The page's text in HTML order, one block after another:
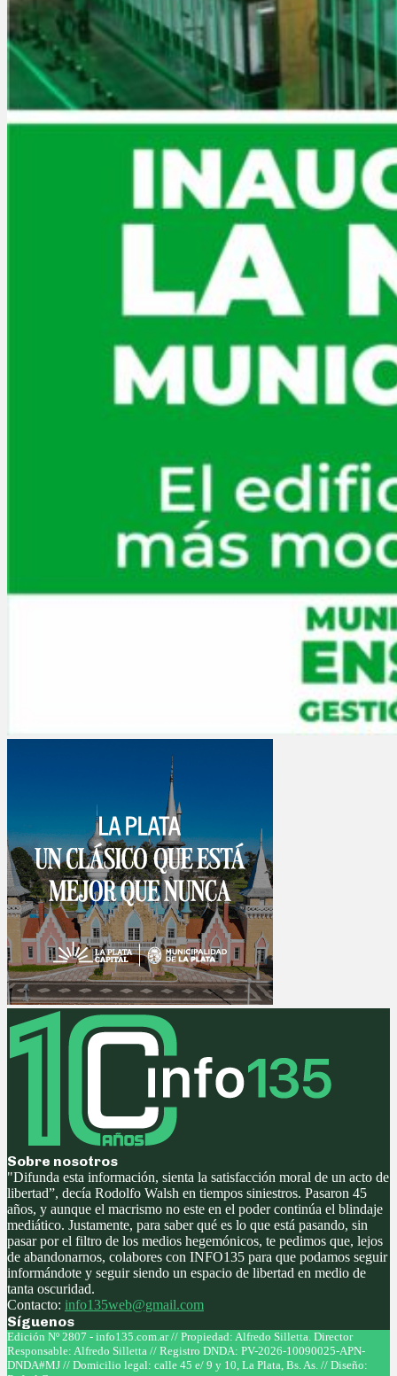
Sobre nosotros
"Difunda esta información, sienta la satisfacción moral de un acto de
libertad”, decía Rodolfo Walsh en tiempos siniestros. Pasaron 45
años, y aunque el macrismo no este en el poder continúa el blindaje
mediático. Justamente, para saber qué es lo que está pasando, sin
pasar por el filtro de los medios hegemónicos, te pedimos que, lejos
de abandonarnos, colabores con INFO135 para que podamos seguir
informándote y seguir siendo un espacio de libertad en medio de
tanta oscuridad.
Contacto: info135web@gmail.com
Síguenos
Facebook
Twitter
Instagram
Youtube
Edición Nº 2807 - info135.com.ar // Propiedad: Alfredo Silletta. Director
Responsable: Alfredo Silletta // Registro DNDA: PV-2026-10090025-APN-
DNDA#MJ // Domicilio legal: calle 45 e/ 9 y 10, La Plata, Bs. As. // Diseño: